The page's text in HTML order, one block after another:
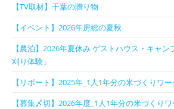
【TV取材】千葉の贈り物
【イベント】2026年房総の夏秋
【農泊】2026年夏休み ゲストハウス・キャ
刈り体験」
【リポート】2025年_1人1年分の米づくりワ
【募集〆切】2026年度_1人1年分の米づくり